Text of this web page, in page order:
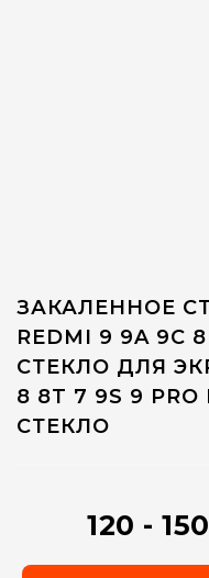
ЗАКАЛЕННОЕ
REDMI 9 9A
СТЕКЛО ДЛЯ
8 8T 7 9S 9
СТЕКЛО
120 -